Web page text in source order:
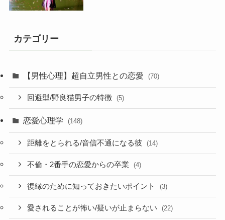
カテゴリー
【男性心理】超自立男性との恋愛 (70)
回避型/野良猫男子の特徴 (5)
恋愛心理学 (148)
距離をとられる/音信不通になる彼 (14)
不倫・2番手の恋愛からの卒業 (4)
復縁のために知っておきたいポイント (3)
愛されることが怖い/疑いが止まらない (22)